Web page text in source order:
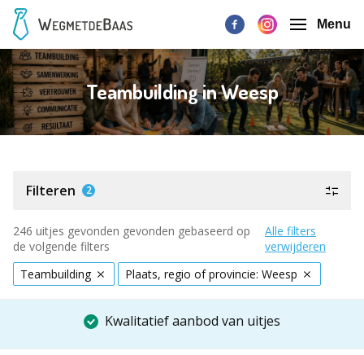
Menu
Teambuilding in Weesp
Filteren 2
246 uitjes gevonden gevonden gebaseerd op
de volgende filters
Alle filters
verwijderen
Teambuilding
Plaats, regio of provincie: Weesp
Kwalitatief aanbod van uitjes